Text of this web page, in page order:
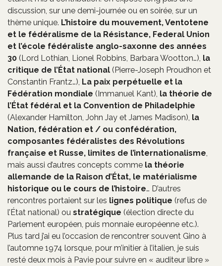
discussion, sur une demi-journée ou en soirée, sur un
thème unique. L’histoire du mouvement, Ventotene
et le fédéralisme de la Résistance, Federal Union
et l’école fédéraliste anglo-saxonne des années
30 (Lord Lothian, Lionel Robbins, Barbara Wootton…), la
critique de l’État national (Pierre-Joseph Proudhon et
Constantin Frantz…), La paix perpétuelle et la
Fédération mondiale (Immanuel Kant), la théorie de
l’État fédéral et la Convention de Philadelphie
(Alexander Hamilton, John Jay et James Madison), la
Nation, fédération et / ou confédération,
composantes fédéralistes des Révolutions
française et Russe, limites de l’internationalisme
mais aussi d’autres concepts comme la théorie
allemande de la Raison d’État, le matérialisme
historique ou le cours de l’histoire… D’autres
rencontres portaient sur les lignes politique (refus de
l’État national) ou stratégique (élection directe du
Parlement européen, puis monnaie européenne etc.).
Plus tard j’ai eu l’occasion de rencontrer souvent Gino à
l’automne 1974 lorsque, pour m’initier à l’italien, je suis
resté deux mois à Pavie pour suivre en « auditeur libre »